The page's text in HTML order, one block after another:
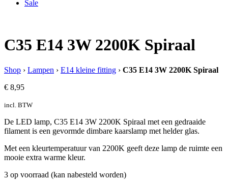
Sale
C35 E14 3W 2200K Spiraal
Shop › Lampen › E14 kleine fitting › C35 E14 3W 2200K Spiraal
€ 8,95
incl. BTW
De LED lamp, C35 E14 3W 2200K Spiraal met een gedraaide
filament is een gevormde dimbare kaarslamp met helder glas.
Met een kleurtemperatuur van 2200K geeft deze lamp de ruimte een
mooie extra warme kleur.
3 op voorraad (kan nabesteld worden)